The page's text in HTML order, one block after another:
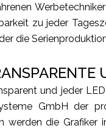
zu jeder
die
und jeder
GmbH der
werden die